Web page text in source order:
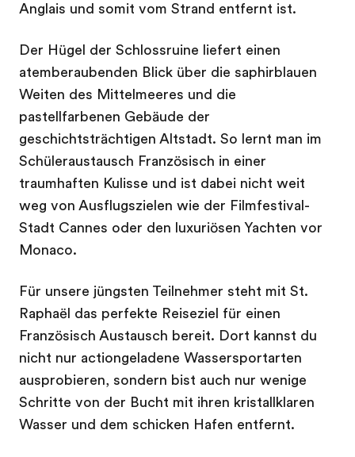
Anglais und somit vom Strand entfernt ist.
Der Hügel der Schlossruine liefert einen
atemberaubenden Blick über die saphirblauen
Weiten des Mittelmeeres und die
pastellfarbenen Gebäude der
geschichtsträchtigen Altstadt. So lernt man im
Schüleraustausch Französisch in einer
traumhaften Kulisse und ist dabei nicht weit
weg von Ausflugszielen wie der Filmfestival-
Stadt Cannes oder den luxuriösen Yachten vor
Monaco.
Für unsere jüngsten Teilnehmer steht mit St.
Raphaël das perfekte Reiseziel für einen
Französisch Austausch bereit. Dort kannst du
nicht nur actiongeladene Wassersportarten
ausprobieren, sondern bist auch nur wenige
Schritte von der Bucht mit ihren kristallklaren
Wasser und dem schicken Hafen entfernt.